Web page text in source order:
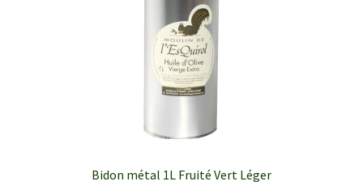
Bidon métal 1L Fruité Vert Léger